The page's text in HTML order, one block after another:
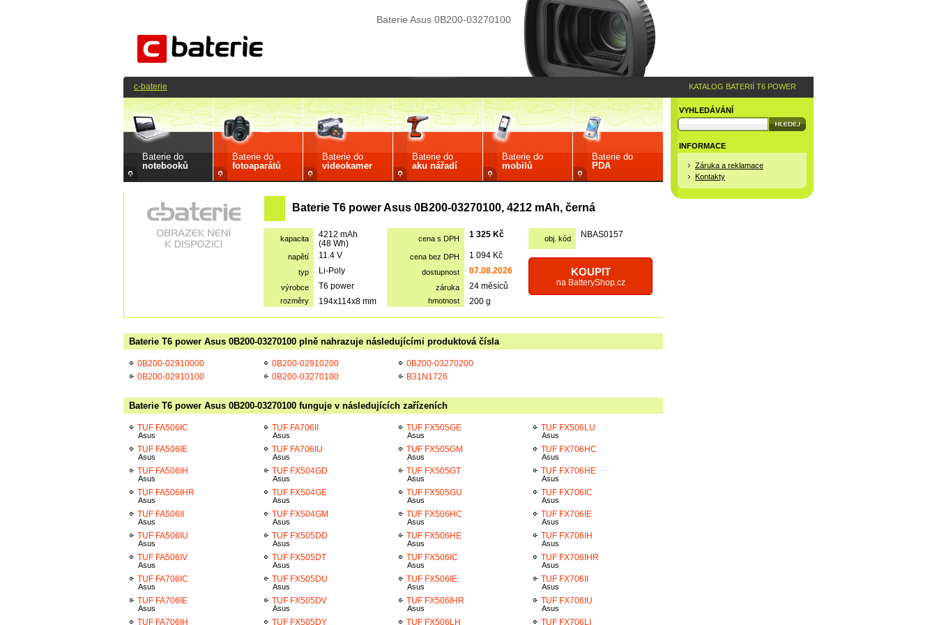
Baterie Asus 0B200-03270100
Baterie do
notebooků
Baterie do
fotoaparátů
Baterie do
videokamer
Baterie do
aku nářadí
Baterie do
mobilů
Baterie do
PDA
Baterie T6 power Asus 0B200-03270100, 4212 mAh, černá
kapacita
4212 mAh
(48 Wh)
cena s DPH 1 325 Kč obj. kód NBAS0157
napětí 11.4 V cena bez DPH 1 094 Kč
KOUPIT
na BatteryShop.cz
typ Li-Poly dostupnost 07.08.2026
výrobce T6 power záruka 24 měsíců
rozměry 194x114x8 mm hmotnost 200 g
Baterie T6 power Asus 0B200-03270100 plně nahrazuje následujícími produktová čísla
0B200-02910000
0B200-02910100
0B200-02910200
0B200-03270100
0B200-03270200
B31N1726
Baterie T6 power Asus 0B200-03270100 funguje v následujících zařízeních
TUF FA506IC
Asus
TUF FA506IE
Asus
TUF FA506IH
Asus
TUF FA506IHR
Asus
TUF FA506II
Asus
TUF FA506IU
Asus
TUF FA506IV
Asus
TUF FA706IC
Asus
TUF FA706IE
Asus
TUF FA706IH
TUF FA706II
Asus
TUF FA706IU
Asus
TUF FX504GD
Asus
TUF FX504GE
Asus
TUF FX504GM
Asus
TUF FX505DD
Asus
TUF FX505DT
Asus
TUF FX505DU
Asus
TUF FX505DV
Asus
TUF FX505DY
TUF FX505GE
Asus
TUF FX505GM
Asus
TUF FX505GT
Asus
TUF FX505GU
Asus
TUF FX506HC
Asus
TUF FX506HE
Asus
TUF FX506IC
Asus
TUF FX506IE
Asus
TUF FX506IHR
Asus
TUF FX506LH
TUF FX506LU
Asus
TUF FX706HC
Asus
TUF FX706HE
Asus
TUF FX706IC
Asus
TUF FX706IE
Asus
TUF FX706IH
Asus
TUF FX706IHR
Asus
TUF FX706II
Asus
TUF FX706IU
Asus
TUF FX706LI
VYHLEDÁVÁNÍ
INFORMACE
Záruka a reklamace
Kontakty
c-baterie KATALOG BATERIÍ T6 POWER